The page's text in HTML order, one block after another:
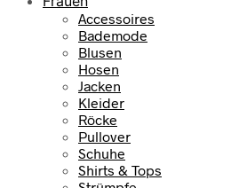
Accessoires
Bademode
Blusen
Hosen
Jacken
Kleider
Röcke
Pullover
Schuhe
Shirts & Tops